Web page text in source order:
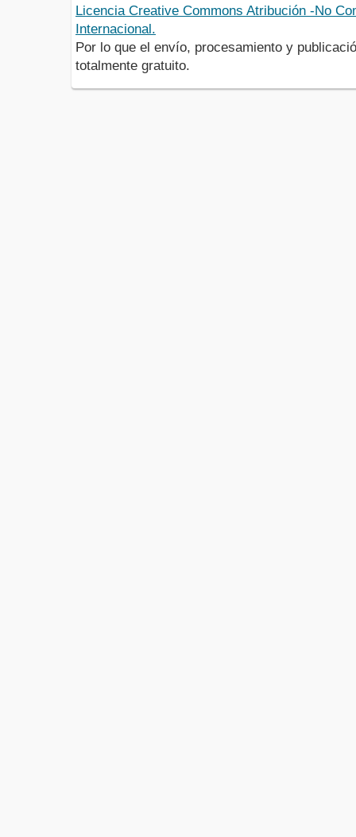
Licencia Creative Commons Atribución -No
Internacional.
Por lo que el envío, procesamiento y
totalmente gratuito.